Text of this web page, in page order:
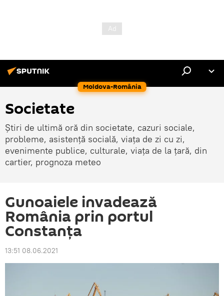
Moldova-România
Societate
Știri de ultimă oră din societate, cazuri sociale,
probleme, asistență socială, viața de zi cu zi,
evenimente publice, culturale, viața de la țară, din
cartier, prognoza meteo
Gunoaiele invadează
România prin portul
Constanța
13:51 08.06.2021